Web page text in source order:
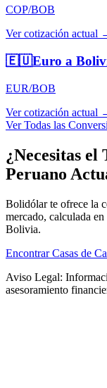
COP/BOB
Ver cotización actual
🇪🇺Euro a
EUR/BOB
Ver cotización actual
Ver Todas las
¿Necesitas el
Peruano
Bolidólar te ofrece la
mercado, calculada
Bolivia.
Encontrar Casas de
Aviso Legal:
asesoramiento